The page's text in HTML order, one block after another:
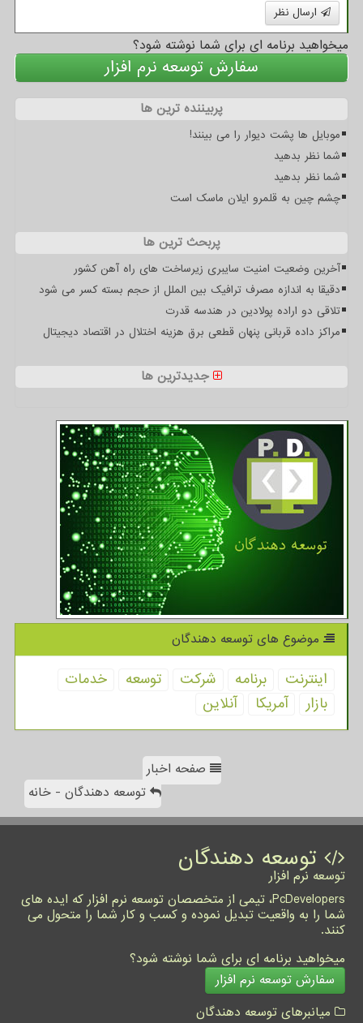
ارسال نظر
میخواهید برنامه ای برای شما نوشته شود؟
سفارش توسعه نرم افزار
پربیننده ترین ها
موبایل ها پشت دیوار را می بینند!
شما نظر بدهید
شما نظر بدهید
چشم چین به قلمرو ایلان ماسک است
پربحث ترین ها
آخرین وضعیت امنیت سایبری زیرساخت های راه آهن کشور
دقیقا به اندازه مصرف ترافیک بین الملل از حجم بسته کسر می شود
تلاقی دو اراده پولادین در هندسه قدرت
مراکز داده قربانی پنهان قطعی برق هزینه اختلال در اقتصاد دیجیتال
جدیدترین ها
موضوع های توسعه دهندگان
اینترنت برنامه شركت توسعه
خدمات
بازار
آمریكا آنلاین
صفحه اخبار
توسعه دهندگان - خانه
توسعه دهندگان
توسعه نرم افزار
PcDevelopers، تیمی از متخصصان توسعه نرم افزار که ایده های
شما را به واقعیت تبدیل نموده و کسب و کار شما را متحول می
کنند.
میخواهید برنامه ای برای شما نوشته شود؟
سفارش توسعه نرم افزار
میانبرهای توسعه دهندگان